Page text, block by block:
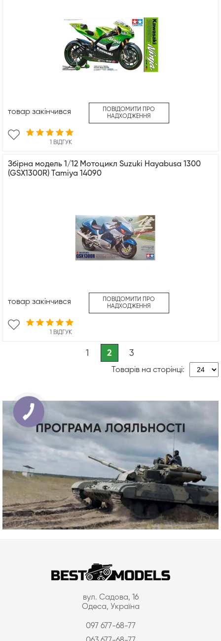
1 ВІДГУК
товар закінчився
ПОВІДОМИТИ ПРО
НАДХОДЖЕННЯ
Збірна модель 1/12 Мотоцикл Suzuki Hayabusa 1300
(GSX1300R) Tamiya 14090
1 ВІДГУК
товар закінчився
ПОВІДОМИТИ ПРО
НАДХОДЖЕННЯ
1 2 3
Товарів на сторінці:
вул. Садова, 16
Одеса, Україна
097 677-68-77